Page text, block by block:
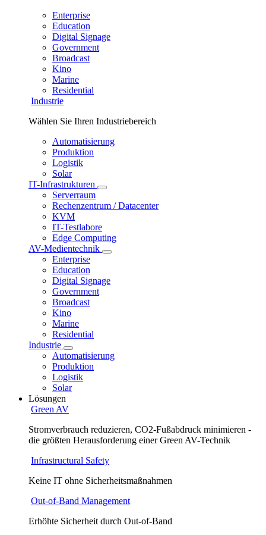
Enterprise
Education
Digital Signage
Government
Broadcast
Kino
Marine
Residential
Industrie
Wählen Sie Ihren Industriebereich
Automatisierung
Produktion
Logistik
Solar
IT-Infrastrukturen
Serverraum
Rechenzentrum / Datacenter
KVM
IT-Testlabore
Edge Computing
AV-Medientechnik
Enterprise
Education
Digital Signage
Government
Broadcast
Kino
Marine
Residential
Industrie
Automatisierung
Produktion
Logistik
Solar
Lösungen
Green AV
Stromverbrauch reduzieren, CO2-Fußabdruck minimieren -
die größten Herausforderung einer Green AV-Technik
Infrastructural Safety
Keine IT ohne Sicherheitsmaßnahmen
Out-of-Band Management
Erhöhte Sicherheit durch Out-of-Band